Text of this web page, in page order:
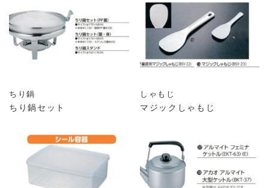
ちり鍋
ちり鍋セット
しゃもじ
マジックしゃもじ